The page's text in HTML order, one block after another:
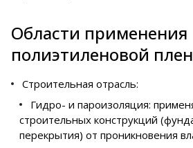
Области применения
полиэтиленовой
Строительная отрасль:
Гидро- и пароизоляция:
строительных конструкций
перекрытия) от проникновения